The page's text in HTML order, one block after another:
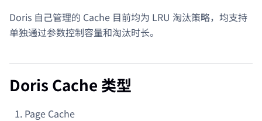
Doris 自己管理的 Cache 目前均为 LRU 淘汰策略，均支持
单独通过参数控制容量和淘汰时长。
Doris Cache 类型
Page Cache